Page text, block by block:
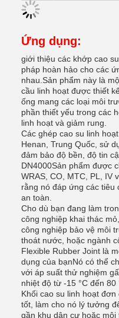
Ứng dụng:
giới thiệu các khớp cao
pháp hoàn hảo cho các
nhau.Sản phẩm này là
cầu linh hoạt được thiết
ống mang các loại môi
phần thiết yếu trong các
linh hoạt và giảm rung.
Các ghép cao su linh
Henan, Trung Quốc, sử
đảm bảo độ bền, độ tin
DN4000Sản phẩm được
WRAS, CO, MTC, PL, IV
rằng nó đáp ứng các tiêu
an toàn.
Cho dù bạn đang làm
công nghiệp khai thác
công nghiệp bảo vệ môi
thoát nước, hoặc ngành
Flexible Rubber Joint là
dụng của bạnNó có thể
với áp suất thử nghiệm
nhiệt độ từ -15 °C đến 80
Khối cao su linh hoạt
tốt, làm cho nó lý tưởng
gần khu dân cư hoặc